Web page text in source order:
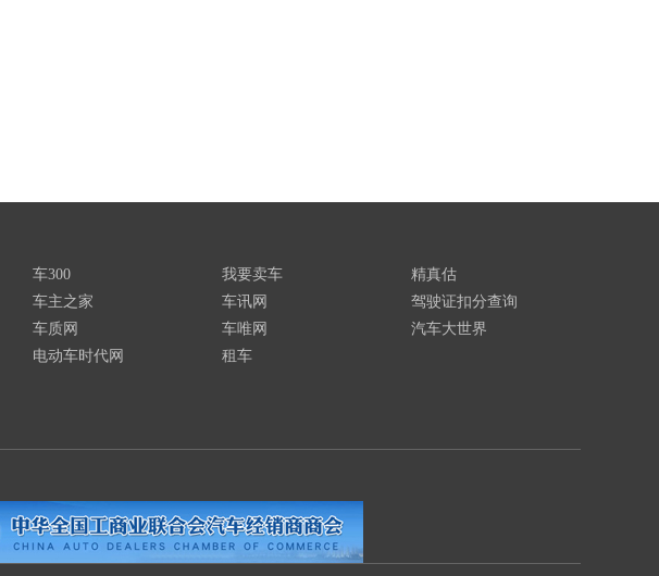
车300
车主之家
车质网
电动车时代网
我要卖车
车讯网
车唯网
租车
精真估
驾驶证扣分查询
汽车大世界